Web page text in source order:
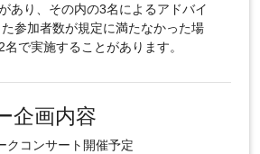
あり、その内の3名によるアドバイ
参加者数が規定に満たなかった場
で実施することがあります。
企画内容
クコンサート開催予定